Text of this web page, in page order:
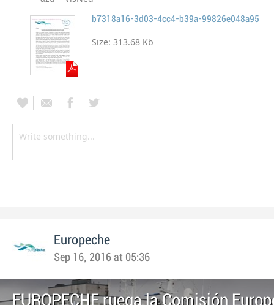
b7318a16-3d03-4cc4-b39a-99826e048a95
Size: 313.68 Kb
Europeche
Sep 16, 2016 at 05:36
EUROPECHE ruega la Comisión